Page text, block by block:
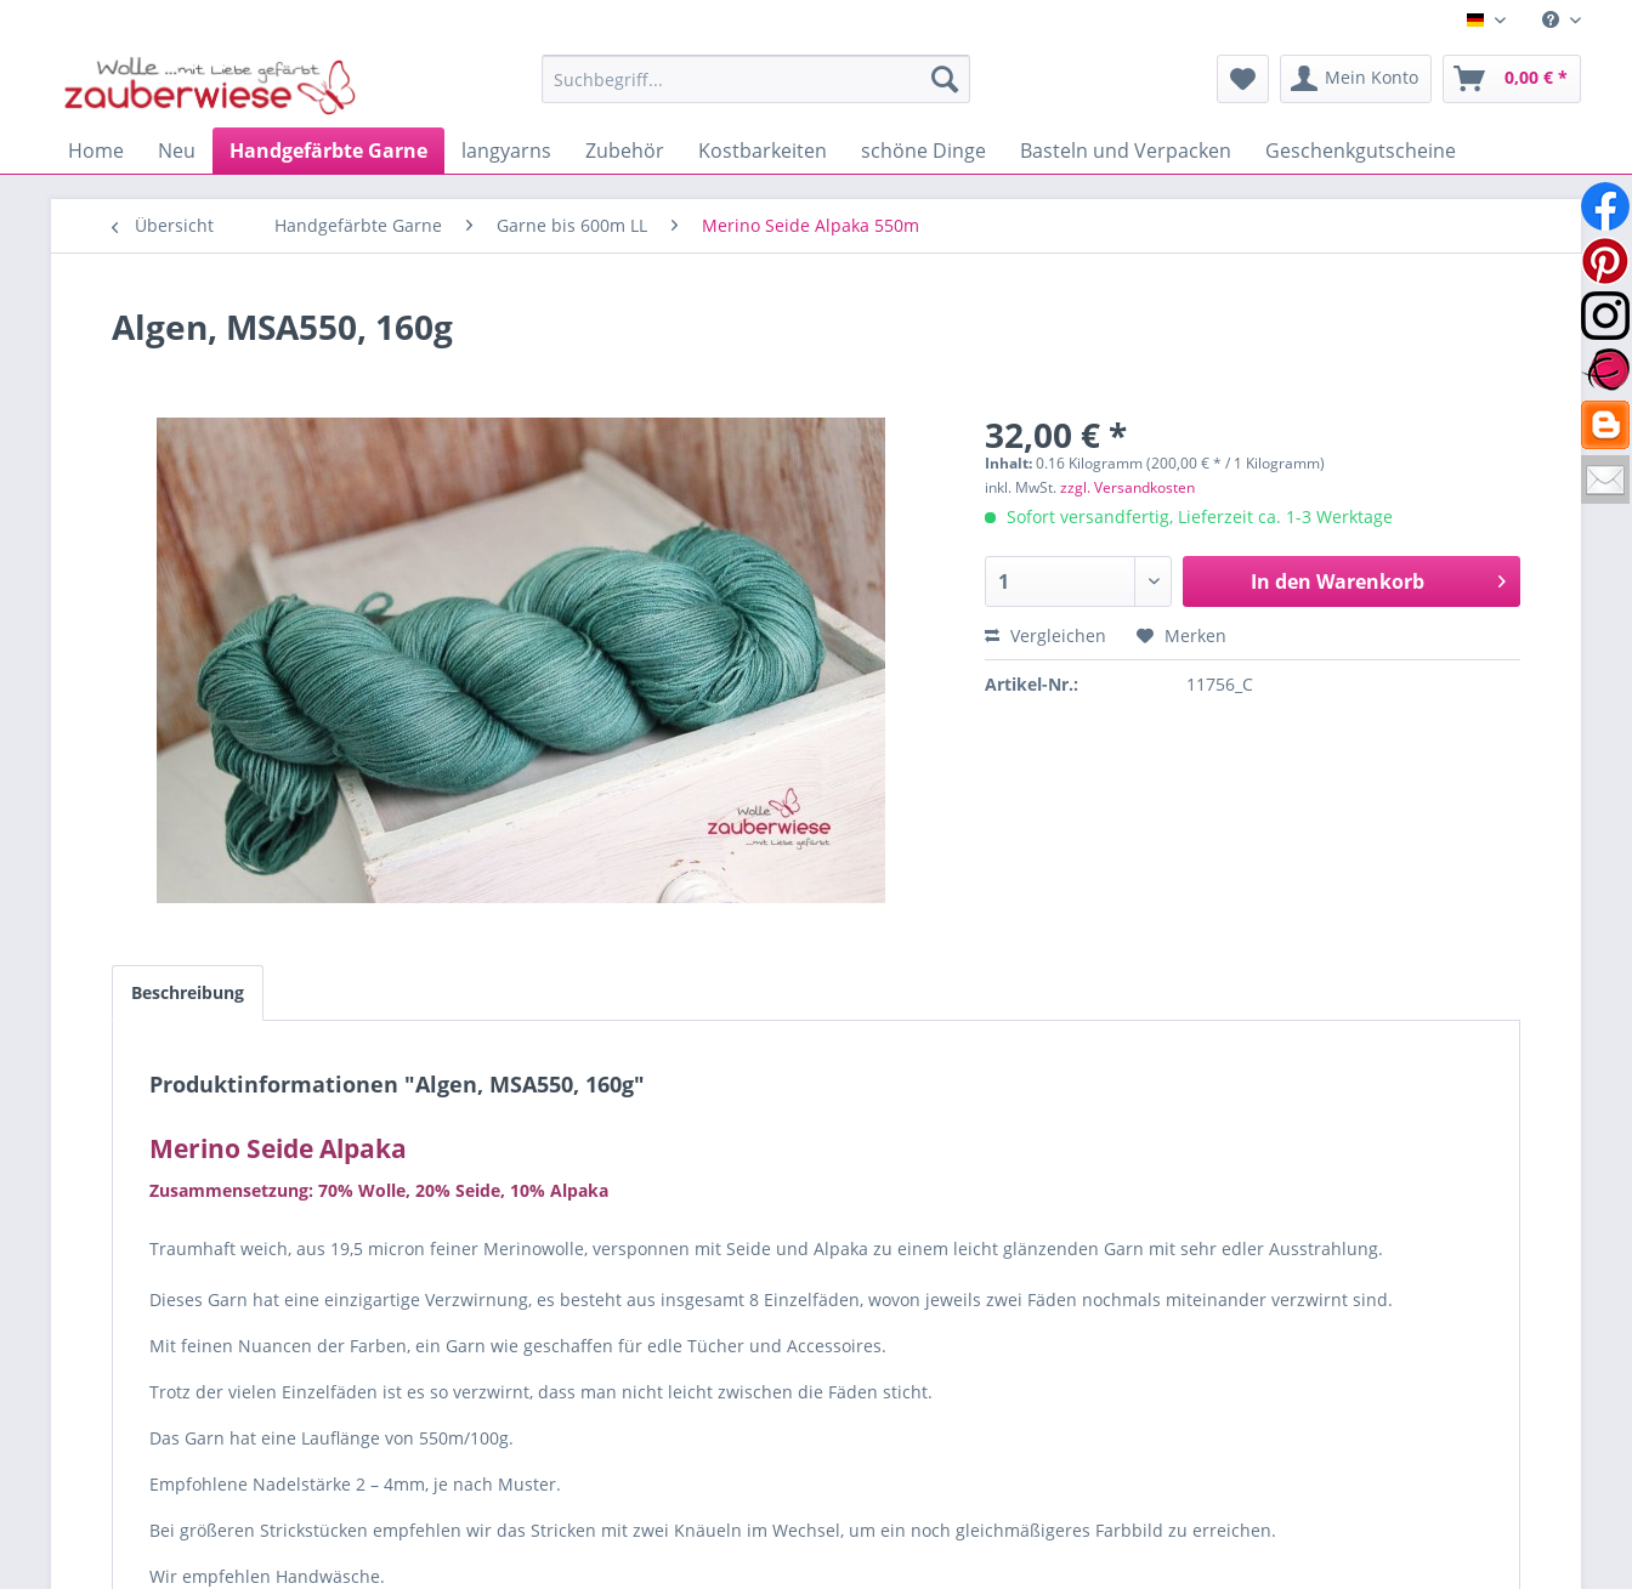
Deutsch
Mein Konto 0,00 € *
Home Neu Handgefärbte Garne langyarns Zubehör Kostbarkeiten schöne Dinge Basteln und Verpacken Geschenkgutscheine
Übersicht Handgefärbte Garne Garne bis 600m LL Merino Seide Alpaka 550m
Algen, MSA550, 160g
32,00 € *
Inhalt:0.16 Kilogramm (200,00 € * / 1 Kilogramm)
inkl. MwSt.zzgl. Versandkosten
Sofort versandfertig, Lieferzeit ca. 1-3 Werktage
In den Warenkorb
Vergleichen Merken
Artikel-Nr.: 11756_C
Beschreibung
Produktinformationen "Algen, MSA550, 160g"
Merino Seide Alpaka
Zusammensetzung: 70% Wolle, 20% Seide, 10% Alpaka
Traumhaft weich, aus 19,5 micron feiner Merinowolle, versponnen mit Seide und Alpaka zu einem leicht glänzenden Garn mit sehr edler Ausstrahlung.
Dieses Garn hat eine einzigartige Verzwirnung, es besteht aus insgesamt 8 Einzelfäden, wovon jeweils zwei Fäden nochmals miteinander verzwirnt sind.
Mit feinen Nuancen der Farben, ein Garn wie geschaffen für edle Tücher und Accessoires.
Trotz der vielen Einzelfäden ist es so verzwirnt, dass man nicht leicht zwischen die Fäden sticht.
Das Garn hat eine Lauflänge von 550m/100g.
Empfohlene Nadelstärke 2 – 4mm, je nach Muster.
Bei größeren Strickstücken empfehlen wir das Stricken mit zwei Knäueln im Wechsel, um ein noch gleichmäßigeres Farbbild zu erreichen.
Wir empfehlen Handwäsche.